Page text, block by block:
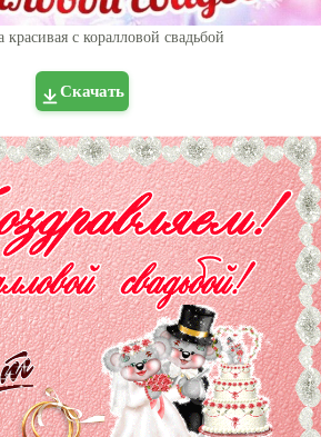
красивая с коралловой свадьбой
Скачать